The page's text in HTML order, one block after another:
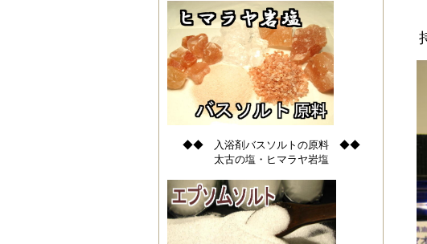
◆◆ 入浴剤バスソルトの原料 ◆◆
太古の塩・ヒマラヤ岩塩